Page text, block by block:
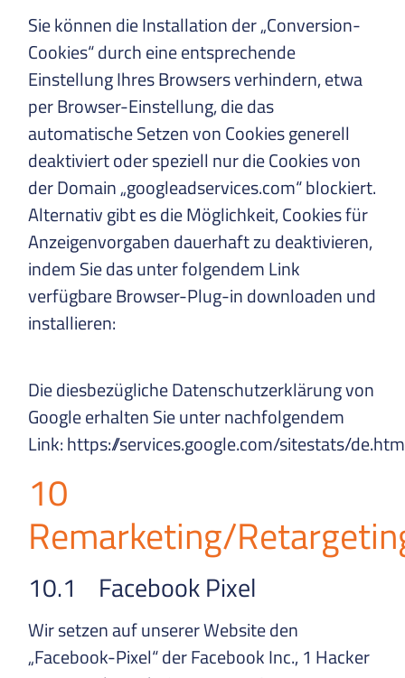
Sie können die Installation der „Conversion-
Cookies“ durch eine entsprechende
Einstellung Ihres Browsers verhindern, etwa
per Browser-Einstellung, die das
automatische Setzen von Cookies generell
deaktiviert oder speziell nur die Cookies von
der Domain „googleadservices.com“ blockiert.
Alternativ gibt es die Möglichkeit, Cookies für
Anzeigenvorgaben dauerhaft zu deaktivieren,
indem Sie das unter folgendem Link
verfügbare Browser-Plug-in downloaden und
installieren:
Die diesbezügliche Datenschutzerklärung von
Google erhalten Sie unter nachfolgendem
Link: https://services.google.com/sitestats/
10
Remarketing/
10.1 Facebook Pixel
Wir setzen auf unserer Website den
„Facebook-Pixel“ der Facebook Inc., 1 Hacker